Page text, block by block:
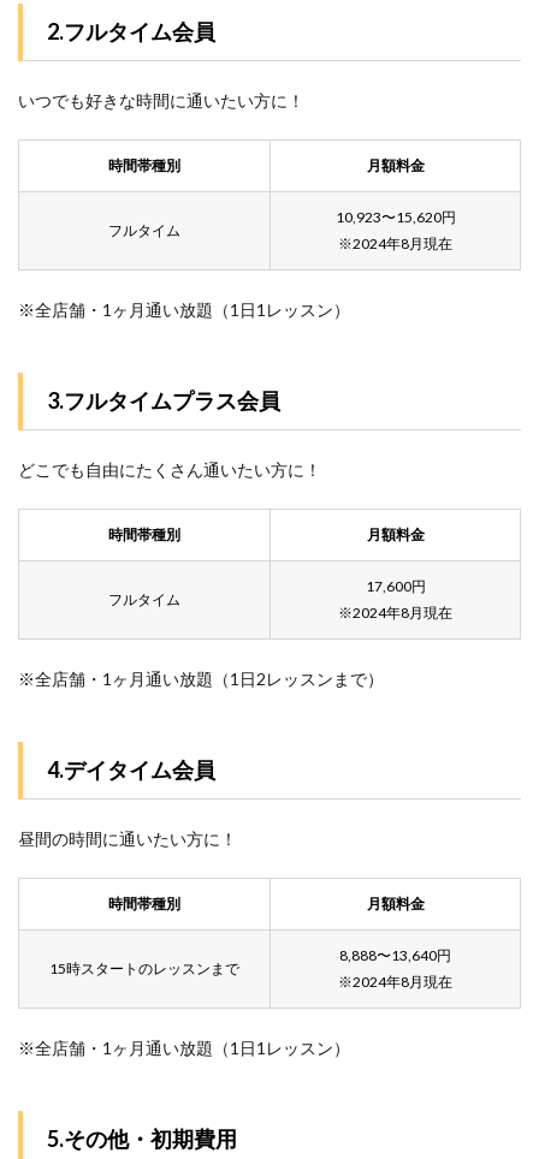
2.フルタイム会員
いつでも好きな時間に通いたい方に！
時間帯種別 月額料金
フルタイム
10,923〜15,620円
※2024年8月現在
※全店舗・1ヶ月通い放題（1日1レッスン）
3.フルタイムプラス会員
どこでも自由にたくさん通いたい方に！
時間帯種別 月額料金
フルタイム
17,600円
※2024年8月現在
※全店舗・1ヶ月通い放題（1日2レッスンまで）
4.デイタイム会員
昼間の時間に通いたい方に！
時間帯種別 月額料金
15時スタートのレッスンまで
8,888〜13,640円
※2024年8月現在
※全店舗・1ヶ月通い放題（1日1レッスン）
5.その他・初期費用